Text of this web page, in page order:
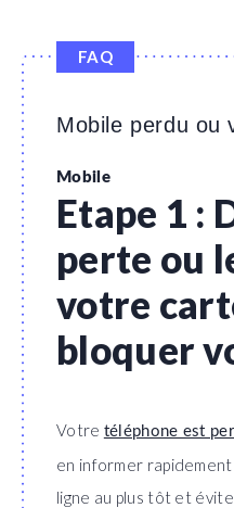
Mobile perdu ou
Mobile
Etape 1 :
perte ou
votre
bloquer
Votre téléphone est
en informer
ligne au plus tôt et